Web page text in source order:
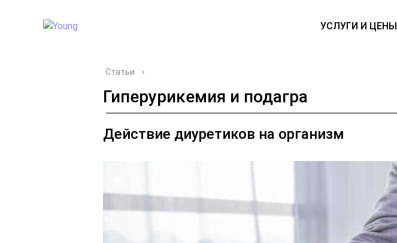
УСЛУГИ И ЦЕНЫ
Статьи ›
Гиперурикемия и подагра
Действие диуретиков на организм